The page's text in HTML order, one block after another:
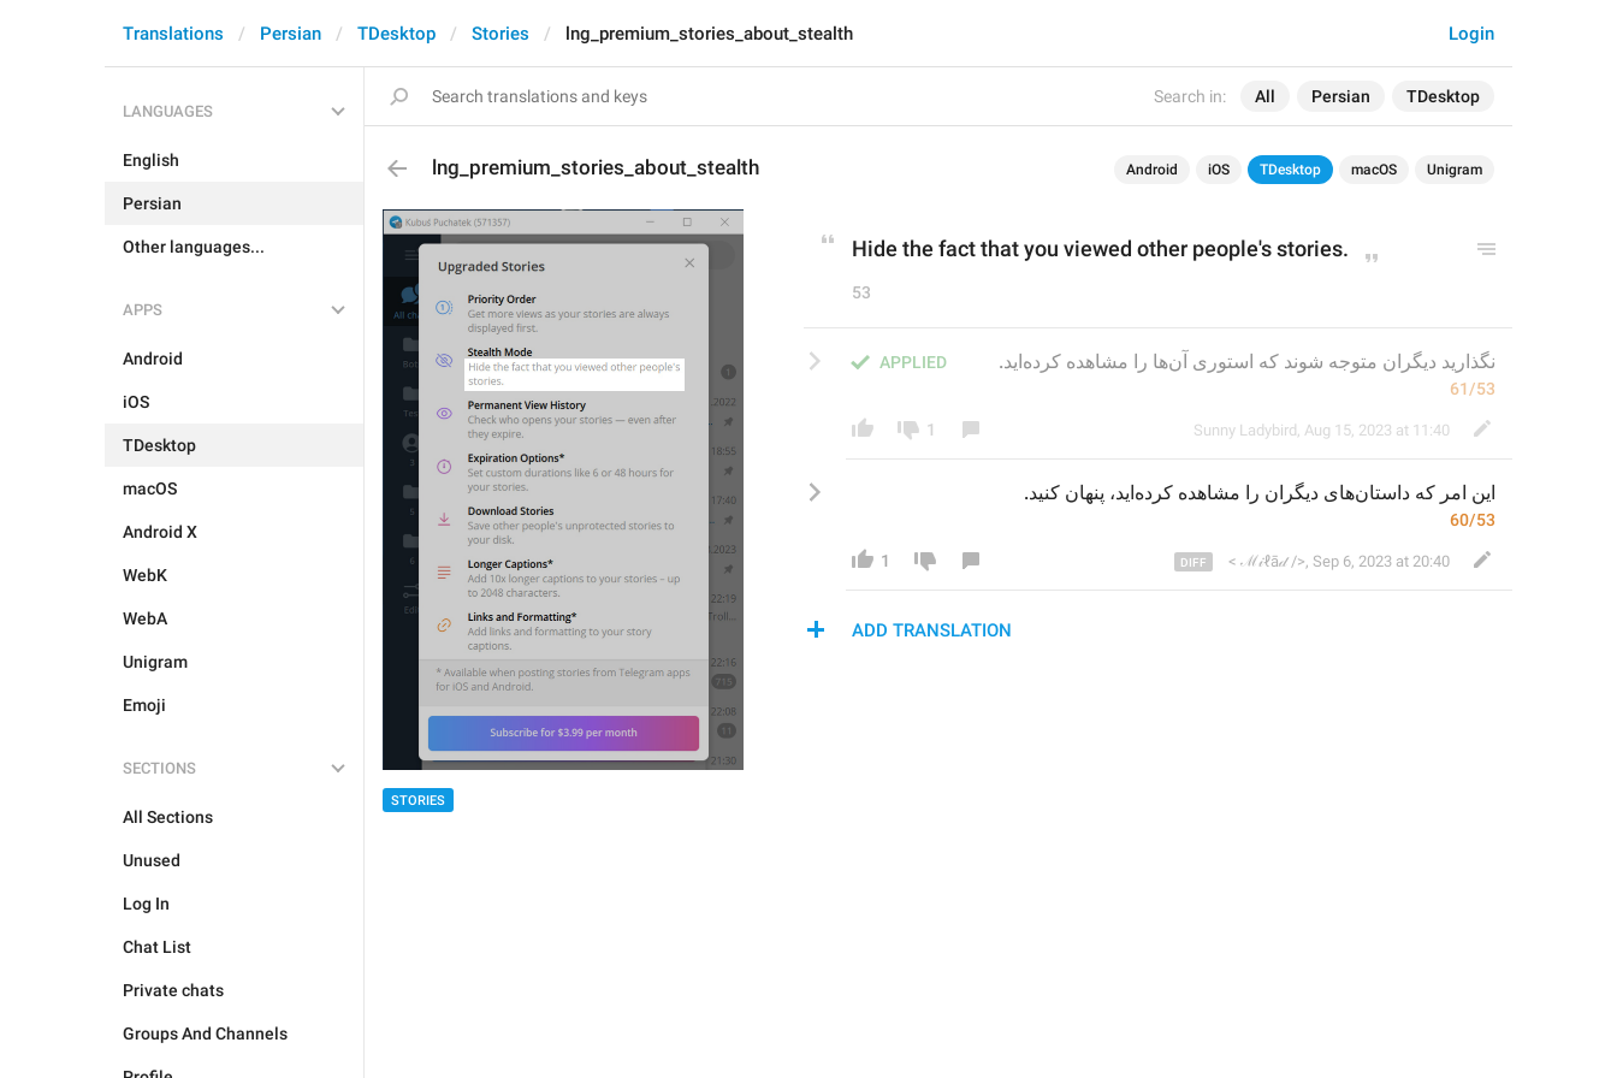
Search in: All Persian TDesktop
Login
Translations Persian TDesktop Stories lng_premium_stories_about_stealth
LANGUAGES
English
Persian
Other languages...
APPS
Android
iOS
TDesktop
macOS
Android X
WebK
WebA
Unigram
Emoji
SECTIONS
All Sections
Unused
Log In
Chat List
Private chats
Groups And Channels
lng_premium_stories_about_stealth Android iOS TDesktop macOS Unigram
STORIES
Hide the fact that you viewed other people's stories.
53
APPLIED نگذارید دیگران متوجه شوند که استوری آن‌ها را مشاهده کرده‌اید.
61/53
1 Sunny Ladybird , Aug 15, 2023 at 11:40
این امر که داستان‌های دیگران را مشاهده کرده‌اید ، پنهان کنید.
60/53
1 < ℳ𝒾ℓā𝒹 />, Sep 6, 2023 at 20:40
ADD TRANSLATION